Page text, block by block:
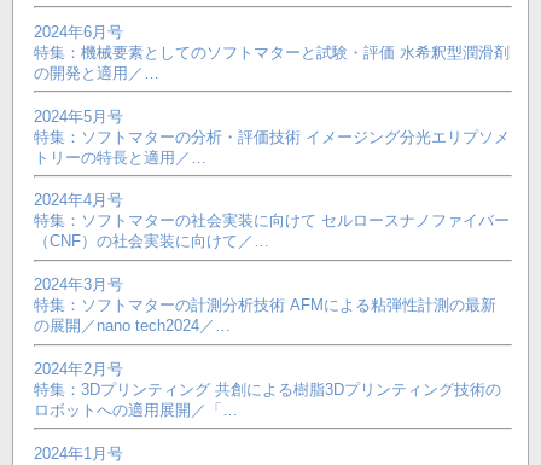
2024年6月号
特集：機械要素としてのソフトマターと試験・評価 水希釈型潤滑剤
の開発と適用／…
2024年5月号
特集：ソフトマターの分析・評価技術 イメージング分光エリプソメ
トリーの特長と適用／…
2024年4月号
特集：ソフトマターの社会実装に向けて セルロースナノファイバー
（CNF）の社会実装に向けて／…
2024年3月号
特集：ソフトマターの計測分析技術 AFMによる粘弾性計測の最新
の展開／nano tech2024／…
2024年2月号
特集：3Dプリンティング 共創による樹脂3Dプリンティング技術の
ロボットへの適用展開／「…
2024年1月号